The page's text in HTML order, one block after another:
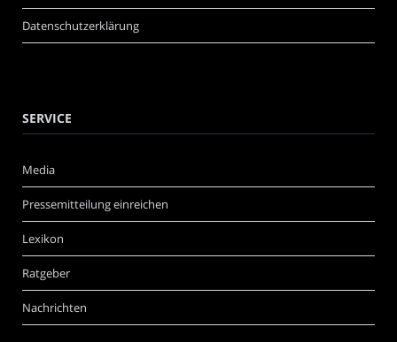
Datenschutzerklärung
SERVICE
Media
Pressemitteilung einreichen
Lexikon
Ratgeber
Nachrichten